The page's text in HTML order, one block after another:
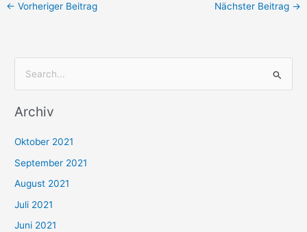
← Vorheriger Beitrag Nächster Beitrag →
c
n
n
a
c
Archiv
Oktober 2021
September 2021
August 2021
Juli 2021
Juni 2021